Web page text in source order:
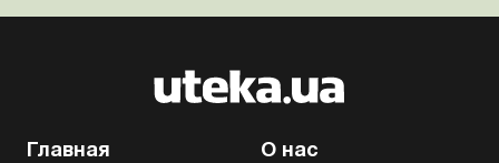
Главная О нас